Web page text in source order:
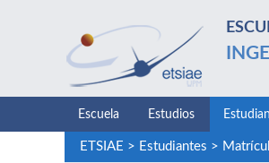
Escuela Estudios
ETSIAE > Estudiantes >